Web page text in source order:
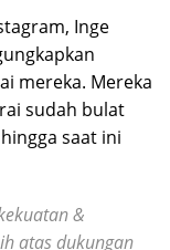
Inge
mereka. Mereka
sudah bulat
saat ini
&
atas dukungan